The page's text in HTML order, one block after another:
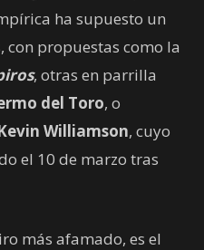
ha supuesto un
con propuestas como la
, otras en parrilla
del Toro, o
Williamson, cuyo
el 10 de marzo tras
más afamado, es el